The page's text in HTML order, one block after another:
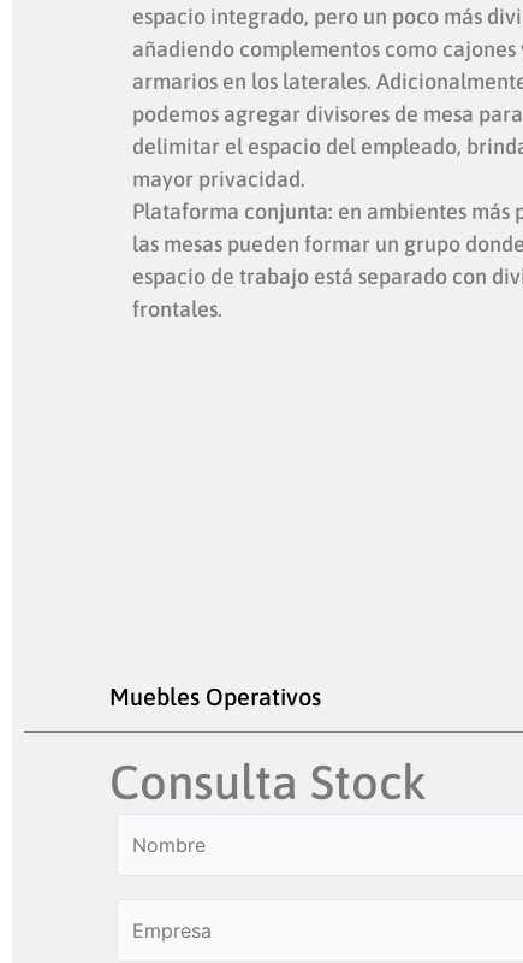
espacio integrado, pero un poco más
añadiendo complementos como cajones
armarios en los laterales.
podemos agregar divisores de mesa
delimitar el espacio del empleado,
mayor privacidad.
Plataforma conjunta: en ambientes más
las mesas pueden formar un grupo
espacio de trabajo está separado con
frontales.
Muebles Operativos
Consulta Stock